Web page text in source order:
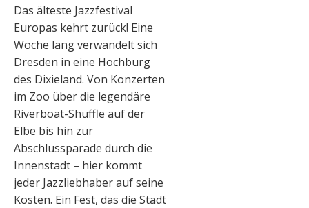
Das älteste Jazzfestival
Europas kehrt zurück! Eine
Woche lang verwandelt sich
Dresden in eine Hochburg
des Dixieland. Von Konzerten
im Zoo über die legendäre
Riverboat-Shuffle auf der
Elbe bis hin zur
Abschlussparade durch die
Innenstadt – hier kommt
jeder Jazzliebhaber auf seine
Kosten. Ein Fest, das die Stadt